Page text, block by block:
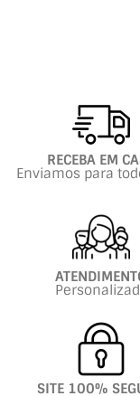
RECEBA EM
Enviamos para
SITE 100%